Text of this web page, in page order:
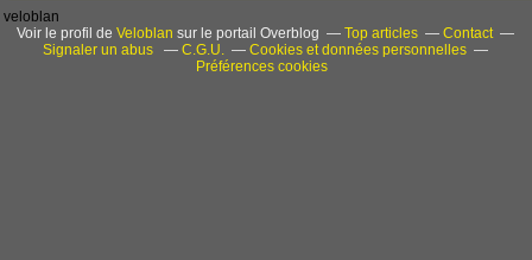
veloblan
Voir le profil deVeloblan sur le portail Overblog Top articles
Contact
Signaler un abus
C.G.U.
Cookies et données personnelles
Préférences cookies